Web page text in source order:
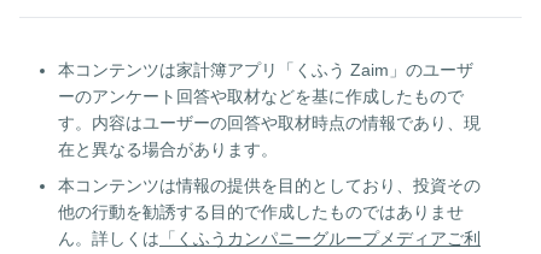
本コンテンツは家計簿アプリ「くふう Zaim」のユーザ
ーのアンケート回答や取材などを基に作成したもので
す。内容はユーザーの回答や取材時点の情報であり、現
在と異なる場合があります。
本コンテンツは情報の提供を目的としており、投資その
他の行動を勧誘する目的で作成したものではありませ
ん。詳しくは 「くふうカンパニーグループメディアご利